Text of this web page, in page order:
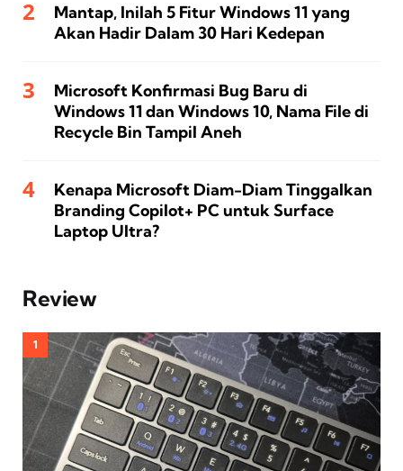
Mantap, Inilah 5 Fitur Windows 11 yang
Akan Hadir Dalam 30 Hari Kedepan
Microsoft Konfirmasi Bug Baru di
Windows 11 dan Windows 10, Nama File di
Recycle Bin Tampil Aneh
Kenapa Microsoft Diam-Diam Tinggalkan
Branding Copilot+ PC untuk Surface
Laptop Ultra?
Review